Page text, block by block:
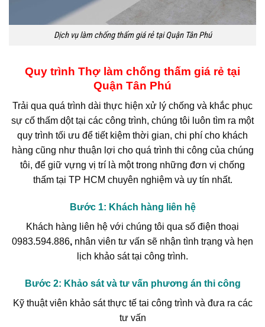
Dịch vụ làm chống thấm giá rẻ tại Quận Tân Phú
Quy trình Thợ làm chống thấm giá rẻ tại
Quận Tân Phú
Trải qua quá trình dài thực hiện xử lý chống và khắc phục
sự cố thấm dột tại các công trình, chúng tôi luôn tìm ra một
quy trình tối ưu để tiết kiệm thời gian, chi phí cho khách
hàng cũng như thuận lợi cho quá trình thi công của chúng
tôi, để giữ vựng vị trí là một trong những đơn vị chống
thấm tại TP HCM chuyên nghiệm và uy tín nhất.
Bước 1: Khách hàng liên hệ
Khách hàng liên hệ với chúng tôi qua số điện thoại
0983.594.886, nhân viên tư vấn sẽ nhận tình trạng và hẹn
lịch khảo sát tại công trình.
Bước 2: Khảo sát và tư vấn phương án thi công
Kỹ thuật viên khảo sát thực tế tai công trình và đưa ra các
tư vấn